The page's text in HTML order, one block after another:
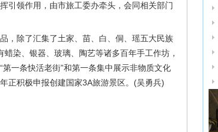
引领作用，由市旅工委办牵头，会同相关部门
，除了汇集了土家、苗、白、侗、瑶五大民族
染、银器、玻璃、陶艺等诸多百年手工作坊，
一条快活老街”和第一条集中展示非物质文化
正积极申报创建国家3A旅游景区。(吴勇兵)